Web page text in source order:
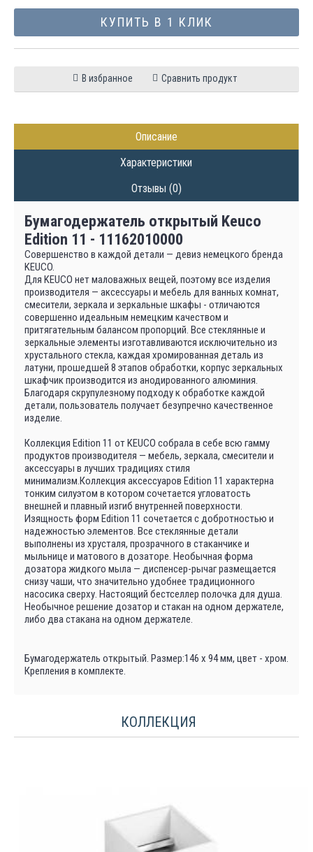
КУПИТЬ В 1 КЛИК
В избранное Сравнить продукт
Описание
Характеристики
Отзывы (0)
Бумагодержатель открытый Keuco
Edition 11 - 11162010000
Совершенство в каждой детали — девиз немецкого бренда
KEUCO.
Для KEUCO нет маловажных вещей, поэтому все изделия
производителя — аксессуары и мебель для ванных комнат,
смесители, зеркала и зеркальные шкафы - отличаются
совершенно идеальным немецким качеством и
притягательным балансом пропорций. Все стеклянные и
зеркальные элементы изготавливаются исключительно из
хрустального стекла, каждая хромированная деталь из
латуни, прошедшей 8 этапов обработки, корпус зеркальных
шкафчик производится из анодированного алюминия.
Благодаря скрупулезному подходу к обработке каждой
детали, пользователь получает безупречно качественное
изделие.
Коллекция Edition 11 от KEUCO собрала в себе всю гамму
продуктов производителя — мебель, зеркала, смесители и
аксессуары в лучших традициях стиля
минимализм.Коллекция аксессуаров Edition 11 характерна
тонким силуэтом в котором сочетается угловатость
внешней и плавный изгиб внутренней поверхности.
Изящность форм Edition 11 сочетается с добротностью и
надежностью элементов. Все стеклянные детали
выполнены из хрусталя, прозрачного в стаканчике и
мыльнице и матового в дозаторе. Необычная форма
дозатора жидкого мыла — диспенсер-рычаг размещается
снизу чаши, что значительно удобнее традиционного
насосика сверху. Настоящий бестселлер полочка для душа.
Необычное решение дозатор и стакан на одном держателе,
либо два стакана на одном держателе.
Бумагодержатель открытый. Размер:146 х 94 мм, цвет - хром.
Крепления в комплекте.
КОЛЛЕКЦИЯ